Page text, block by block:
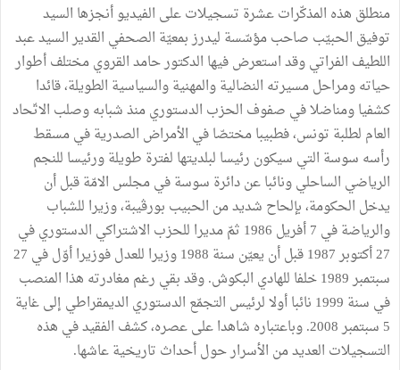
منطلق هذه المذكّرات عشرة تسجيلات على الفيديو أنجزها السيد
توفيق الحبيّب صاحب مؤسّسة ليدرز بمعيّة الصحفي القدير السيد عبد
اللطيف الفراتي وقد استعرض فيها الدكتور حامد القروي مختلف أطوار
حياته ومراحل مسيرته النضالية والمهنية والسياسية الطويلة، قائدا
كشفيا ومناضلا في صفوف الحزب الدستوري منذ شبابه وصلب الاتّحاد
العام لطلبة تونس، فطبيبا مختصّا في الأمراض الصدرية في مسقط
رأسه سوسة التي سيكون رئيسا لبلديتها لفترة طويلة ورئيسا للنجم
الرياضي الساحلي ونائبا عن دائرة سوسة في مجلس الامّة قبل أن
يدخل الحكومة، بإلحاح شديد من الحبيب بورڤيبة، وزيرا للشباب
والرياضة في 7 أفريل 1986 ثمّ مديرا للحزب الاشتراكي الدستوري في
27 أكتوبر 1987 قبل أن يعيّن سنة 1988 وزيرا للعدل فوزيرا أوّل في 27
سبتمبر 1989 خلفا للهادي البكوش. وقد بقي رغم مغادرته هذا المنصب
في سنة 1999 نائبا أولا لرئيس التجمّع الدستوري الديمقراطي إلى غاية
5 سبتمبر 2008. وباعتباره شاهدا على عصره، كشف الفقيد في هذه
التسجيلات العديد من الأسرار حول أحداث تاريخية عاشها.